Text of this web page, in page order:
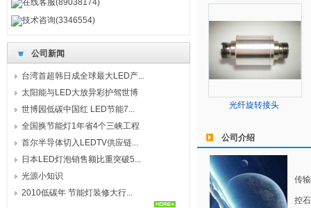
在线客服(89038174)
技术咨询(3346554)
公司新闻
台湾首超韩日成全球最大LED产...
太阳能与LED大放异彩护驾世博
世博园低碳中国红 LED节能7...
全国换节能灯1年省4个三峡工程
首尔半导体切入LEDTV供应链...
日本LED灯泡销售额比重突破5...
光源小知识
2010低碳年 节能灯装修大行...
光纤旋转接头
公司介绍
传
控